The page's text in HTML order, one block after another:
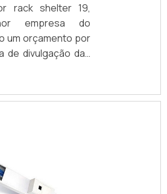
rack shelter 19,
empresa do
um orçamento por
de divulgação das
a maior referência
seu próprio
MAIS SOBRE
a Project
para os
e shelter, focando